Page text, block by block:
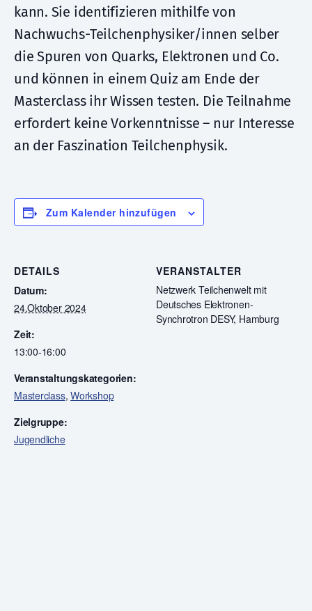
kann. Sie identifizieren mithilfe von
Nachwuchs-Teilchenphysiker/innen selber
die Spuren von Quarks, Elektronen und Co.
und können in einem Quiz am Ende der
Masterclass ihr Wissen testen. Die Teilnahme
erfordert keine Vorkenntnisse – nur Interesse
an der Faszination Teilchenphysik.
Zum Kalender hinzufügen
DETAILS
Datum:
24.Oktober 2024
Zeit:
13:00-16:00
Veranstaltungskategorien:
Masterclass,Workshop
Zielgruppe:
Jugendliche
VERANSTALTER
Netzwerk Teilchenwelt mit
Deutsches Elektronen-
Synchrotron DESY, Hamburg